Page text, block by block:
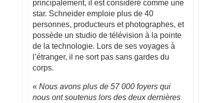
principalement, il est considéré comme une
star. Schneider emploie plus de 40
personnes, producteurs et photographes, et
possède un studio de télévision à la pointe
de la technologie. Lors de ses voyages à
l’étranger, il ne sort pas sans gardes du
corps.
« Nous avons plus de 57 000 foyers qui
nous ont soutenus lors des deux dernières